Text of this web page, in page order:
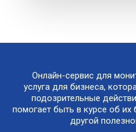
Онлайн-сервис для
услуга для бизнеса,
подозрительные
помогает быть в курсе об их
другой